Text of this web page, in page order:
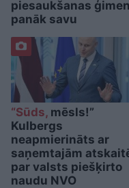
piesaukšanas
panāk savu
“Sūds, mēsls!”
Kulbergs
neapmierināts ar
saņemtajām
par valsts piešķirto
naudu NVO